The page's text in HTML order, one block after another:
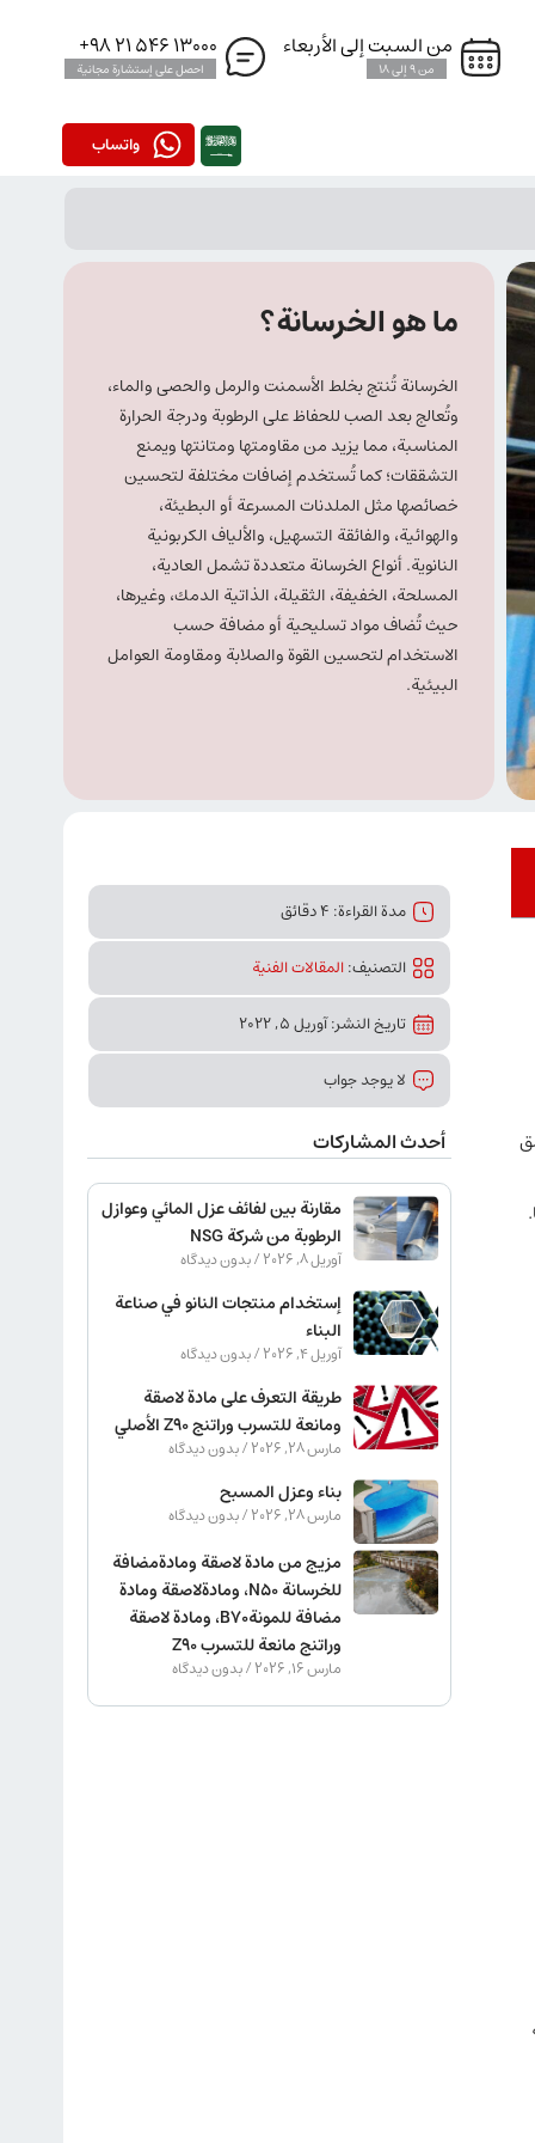
من السبت إلى الأربعاء
من 9 إلى 18
13000 546 21 98+
احصل على إستشارة مجانية
واتساب
ما هو الخرسانة؟
الخرسانة تُنتج بخلط الأسمنت والرمل والحصى والماء،
وتُعالج بعد الصب للحفاظ على الرطوبة ودرجة الحرارة
المناسبة، مما يزيد من مقاومتها ومتانتها ويمنع
التشققات؛ كما تُستخدم إضافات مختلفة لتحسين
خصائصها مثل الملدنات المسرعة أو البطيئة،
والهوائية، والفائقة التسهيل، والألياف الكربونية
النانوية. أنواع الخرسانة متعددة تشمل العادية،
المسلحة، الخفيفة، الثقيلة، الذاتية الدمك، وغيرها،
حيث تُضاف مواد تسليحية أو مضافة حسب
الاستخدام لتحسين القوة والصلابة ومقاومة العوامل
البيئية.
مدة القراءة: 4 دقائق
التصنیف:المقالات الفنیة
تاريخ النشر: آوریل 5, 2022
لا يوجد جواب
أحدث المشاركات
مقارنة بين لفائف عزل المائي وعوازل
الرطوبة من شركة NSG
آوریل 8, 2026 بدون دیدگاه
إستخدام منتجات النانو في صناعة
البناء
آوریل 4, 2026 بدون دیدگاه
طريقة التعرف على مادة لاصقة
ومانعة للتسرب وراتنج Z90 الأصلي
مارس 28, 2026 بدون دیدگاه
بناء وعزل المسبح
مارس 28, 2026 بدون دیدگاه
مزيج من مادة لاصقة ومادةمضافة
للخرسانة N50، ومادةلاصقة ومادة
مضافة للمونةB70، ومادة لاصقة
وراتنج مانعة للتسرب Z90
مارس 16, 2026 بدون دیدگاه